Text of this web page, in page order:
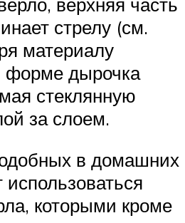
стрелу (см.
материалу
форме дырочка
стеклянную
за слоем.
в домашних
которыми кроме